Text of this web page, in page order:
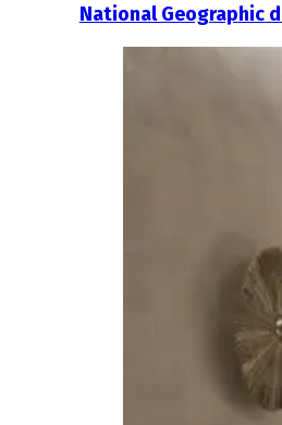
National Geographic